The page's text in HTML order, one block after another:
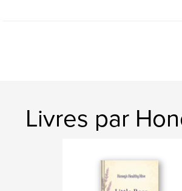
Livres par